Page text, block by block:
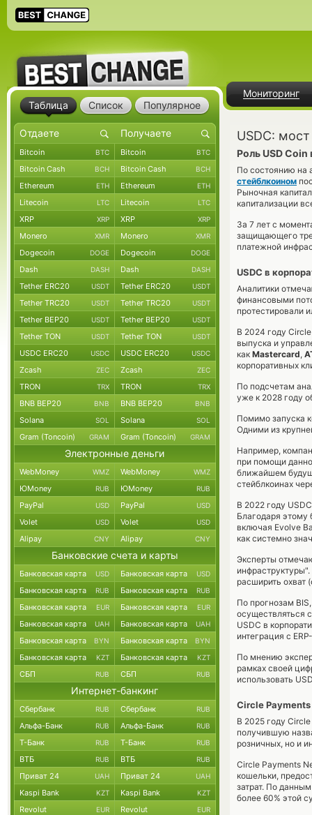
Мониторинг
USDC:
Роль USD
По состоянию на
стейблкоином
Рыночная
капитализации
За 7 лет с
защищающего
платежной
USDC в
Аналитики
финансовыми
протестировали
В 2024 году
выпуска и
как Mastercard,
корпоративных
По подсчетам
уже к 2028 году
Помимо запуска
Одними из
Например,
при помощи
ближайшем
стейблкоинах
В 2022 году
Благодаря этому
включая Evolve
как системно
Эксперты
расширить охват
По прогнозам
осуществляться
USDC в
интеграция с
По мнению
рамках своей
использовать
Circle
В 2025 году
получившую
розничных, но и
Circle Payments
кошельки,
затрат. По
более 60% этой
Таблица Список Популярное
Bitcoin BTC Bitcoin BTC
Bitcoin Cash BCH Bitcoin Cash BCH
Ethereum ETH Ethereum ETH
Litecoin LTC Litecoin LTC
XRP XRP XRP XRP
Monero XMR Monero XMR
Dogecoin DOGE Dogecoin DOGE
Dash DASH Dash DASH
Tether ERC20 USDT Tether ERC20 USDT
Tether TRC20 USDT Tether TRC20 USDT
Tether BEP20 USDT Tether BEP20 USDT
Tether TON USDT Tether TON USDT
USDC ERC20 USDC USDC ERC20 USDC
Zcash ZEC Zcash ZEC
TRON TRX TRON TRX
BNB BEP20 BNB BNB BEP20 BNB
Solana SOL Solana SOL
Gram (Toncoin) GRAM Gram (Toncoin) GRAM
Электронные деньги
WebMoney WMZ WebMoney WMZ
ЮMoney RUB ЮMoney RUB
PayPal USD PayPal USD
Volet USD Volet USD
Alipay CNY Alipay CNY
Банковские счета и карты
Банковская карта USD Банковская карта USD
Банковская карта RUB Банковская карта RUB
Банковская карта EUR Банковская карта EUR
Банковская карта UAH Банковская карта UAH
Банковская карта BYN Банковская карта BYN
Банковская карта KZT Банковская карта KZT
СБП RUB СБП RUB
Интернет-банкинг
Сбербанк RUB Сбербанк RUB
Альфа-Банк RUB Альфа-Банк RUB
Т-Банк RUB Т-Банк RUB
ВТБ RUB ВТБ RUB
Приват 24 UAH Приват 24 UAH
Kaspi Bank KZT Kaspi Bank KZT
Revolut EUR Revolut EUR